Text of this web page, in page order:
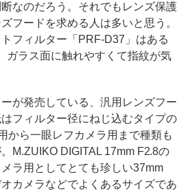
なのだろう。それでもレンズ保護
フードを求める人は多いと思う。
フィルター「PRF-D37」はある
ガラス面に触れやすくて指紋が気
が発売している、汎用レンズフー
フィルター径にねじ込むタイプの
から一眼レフカメラ用まで種類も
M.ZUIKO DIGITAL 17mm F2.8の
ラ用としてとても珍しい37mm
カメラなどでよくあるサイズであ